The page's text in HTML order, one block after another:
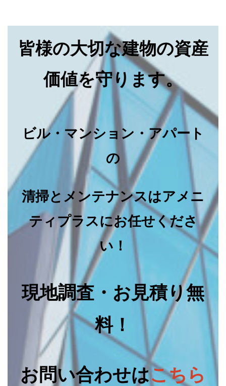
皆様の大切な建物の資産
価値を守ります。
ビル・マンション・アパート
の
清掃とメンテナンスはアメニ
ティプラスにお任せくださ
い！
現地調査・お見積り無
料！
お問い合わせはこちら